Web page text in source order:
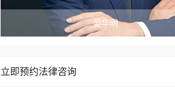
晏华明
立即预约法律咨询